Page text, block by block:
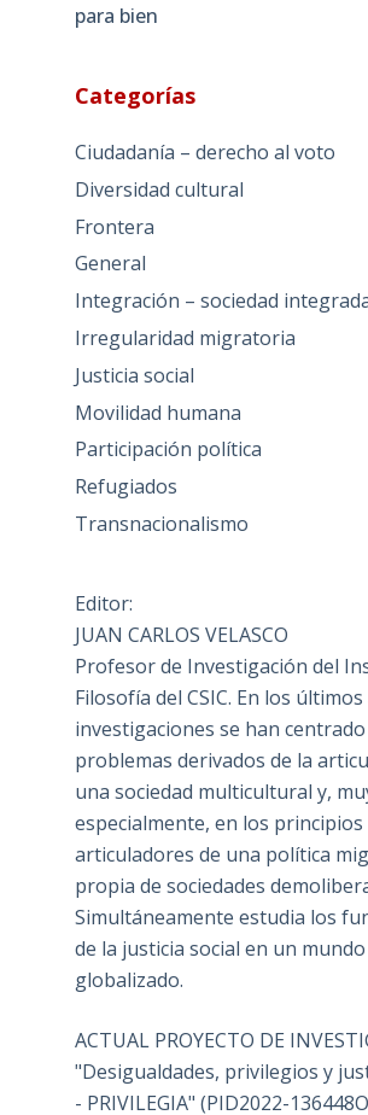
para bien
Categorías
Ciudadanía – derecho al voto
Diversidad cultural
Frontera
General
Integración – sociedad
Irregularidad migratoria
Justicia social
Movilidad humana
Participación política
Refugiados
Transnacionalismo
Editor:
JUAN CARLOS VELASCO
Profesor de Investigación del
Filosofía del CSIC. En los
investigaciones se han
problemas derivados de la
una sociedad multicultural y,
especialmente, en los principios
articuladores de una política
propia de sociedades
Simultáneamente estudia los
de la justicia social en un mundo
globalizado.
ACTUAL PROYECTO DE
"Desigualdades, privilegios y
- PRIVILEGIA" (PID2022-